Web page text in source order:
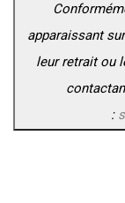
apparaissant
leur retrait ou
: